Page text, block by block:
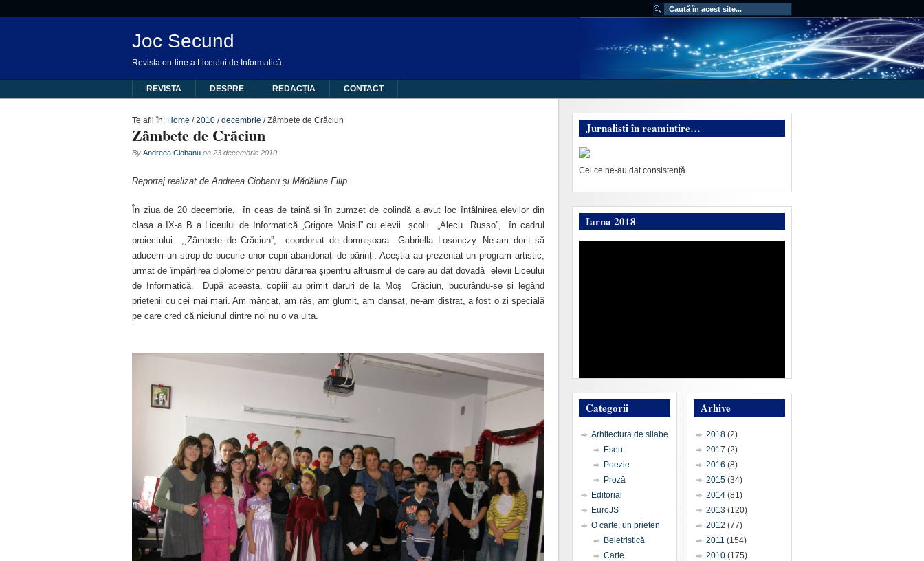
Joc Secund
Revista on-line a Liceului de Informatică
REVISTA DESPRE REDACȚIA CONTACT
Te afli în: Home / 2010 / decembrie / Zâmbete de Crăciun
Zâmbete de Crăciun
By Andreea Ciobanu on 23 decembrie 2010
Reportaj realizat de Andreea Ciobanu și Mădălina Filip
În ziua de 20 decembrie, în ceas de taină și în zumzet de colindă a avut loc întâlnirea elevilor din
clasa a IX-a B a Liceului de Informatică „Grigore Moisil” cu elevii școlii „Alecu Russo”, în cadrul
proiectului ,,Zâmbete de Crăciun”, coordonat de domnișoara Gabriella Losonczy. Ne-am dorit să
aducem un strop de bucurie unor copii abandonați de părinți. Aceștia au prezentat un program artistic,
urmat de împărțirea diplomelor pentru dăruirea șipentru altruismul de care au dat dovadă elevii Liceului
de Informatică. După aceasta, copiii au primit daruri de la Moș Crăciun, bucurându-se și legând
prietenii cu cei mai mari. Am mâncat, am râs, am glumit, am dansat, ne-am distrat, a fost o zi specială
pe care cred că niciunul dintre noi nu o va uita.
Jurnalisti în reamintire…
Cei ce ne-au dat consistență.
Iarna 2018
Arhive
2018 (2)
2017 (2)
2016 (8)
2015 (34)
2014 (81)
2013 (120)
2012 (77)
2011 (154)
2010 (175)
Categorii
Arhitectura de silabe
Eseu
Poezie
Proză
Editorial
EuroJS
O carte, un prieten
Beletristică
Carte